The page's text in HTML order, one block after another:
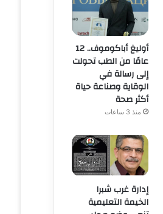
أوليغ أباكوموف.. 12
عامًا من الطب تحولت
إلى رسالة في
الوقاية وصناعة حياة
أكثر صحة
منذ 3 ساعات
إدارة غرب شبرا
الخيمة التعليمية